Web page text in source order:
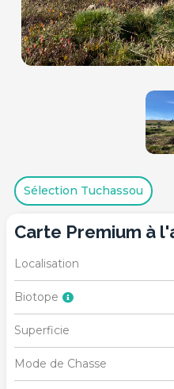
Sélection Tuchassou
Carte Premium à
Localisation
Biotope
Superficie
Mode de Chasse